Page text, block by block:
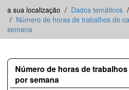
a sua localização Dados temáticos
Número de horas de trabalhos de
semana
Número de horas de
por semana